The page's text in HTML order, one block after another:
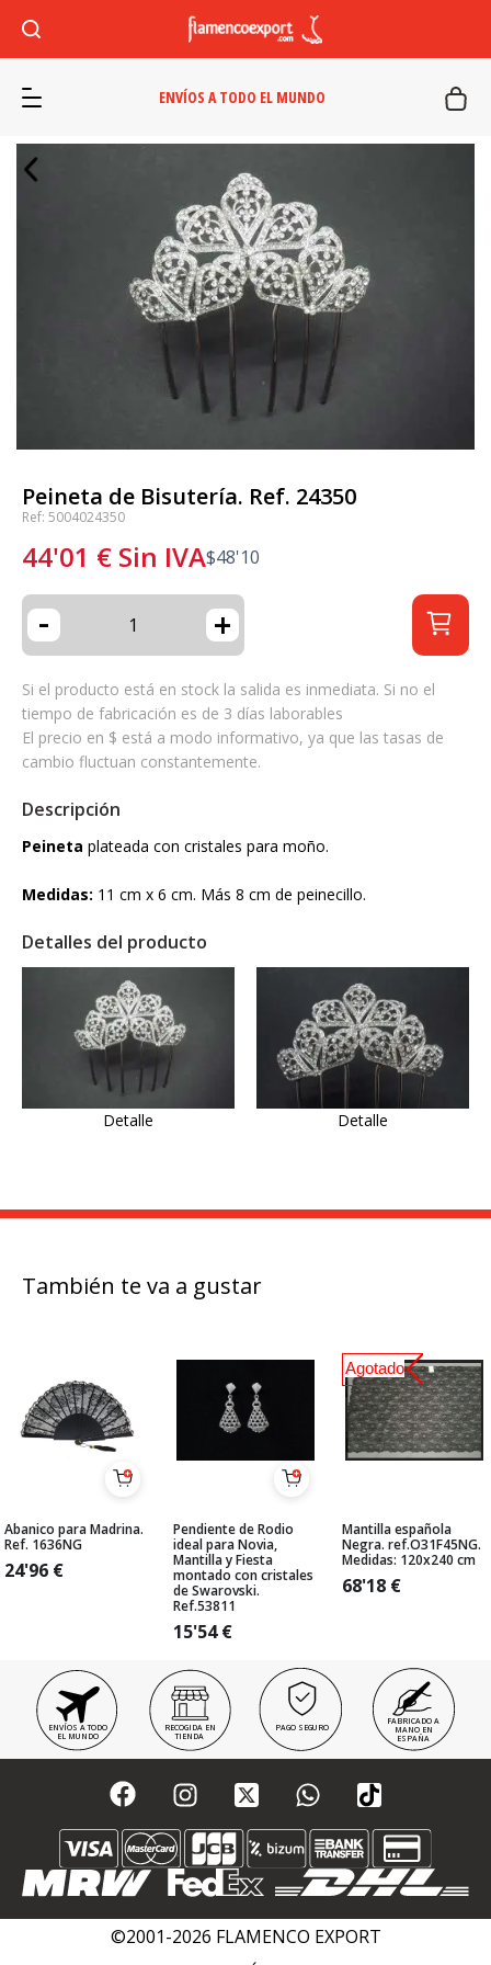
ENVÍOS A TODO EL MUNDO
Peineta de Bisutería. Ref. 24350
Ref: 5004024350
44'01 € Sin IVA$48'10
- +
Si el producto está en stock la salida es inmediata. Si no el
tiempo de fabricación es de 3 días laborables
El precio en $ está a modo informativo, ya que las tasas de
cambio fluctuan constantemente.
Descripción
Peineta plateada con cristales para moño.
Medidas: 11 cm x 6 cm. Más 8 cm de peinecillo.
Detalles del producto
Detalle Detalle
También te va a gustar
Abanico para Madrina.
Ref. 1636NG
24'96 €
Pendiente de Rodio
ideal para Novia,
Mantilla y Fiesta
montado con cristales
de Swarovski.
Ref.53811
15'54€
Mantilla española
Negra. ref.O31F45NG.
Medidas: 120x240 cm
68'18 €
Agotado
ENVÍOS A TODO
EL MUNDO
RECOGIDA EN
TIENDA
PAGO SEGURO
FABRICADO A
MANO EN
ESPAÑA
©2001-2026 FLAMENCO EXPORT